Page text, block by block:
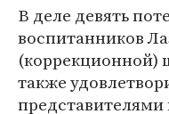
В деле девять
воспитанников
(коррекционной)
также